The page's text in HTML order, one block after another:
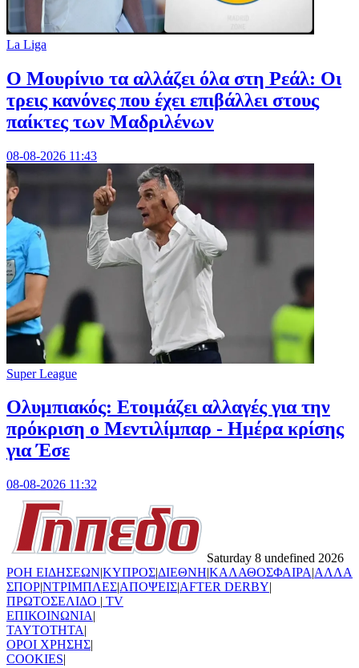
La Liga
Ο Μουρίνιο τα αλλάζει όλα στη Ρεάλ: Οι
τρεις κανόνες που έχει επιβάλλει στους
παίκτες των Μαδριλένων
08-08-2026 11:43
Super League
Ολυμπιακός: Ετοιμάζει αλλαγές για την
πρόκριση ο Μεντιλίμπαρ - Ημέρα κρίσης
για Έσε
08-08-2026 11:32
Saturday 8 undefined 2026
ΡΟΗ ΕΙΔΗΣΕΩΝ|ΚΥΠΡΟΣ|ΔΙΕΘΝΗ|ΚΑΛΑΘΟΣΦΑΙΡΑ|ΑΛΛΑ
ΣΠΟΡ|ΝΤΡΙΜΠΛΕΣ|ΑΠΟΨΕΙΣ|AFTER DERBY|
ΠΡΩΤΟΣΕΛΙΔΟ | TV
ΕΠΙΚΟΙΝΩΝΙΑ|
TAYTOTHTA|
ΟΡΟΙ ΧΡΗΣΗΣ|
COOKIES|